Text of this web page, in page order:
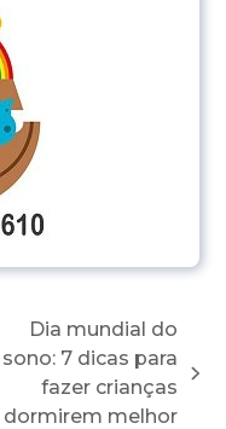
Dia mundial do
sono: 7 dicas para
fazer crianças
dormirem melhor